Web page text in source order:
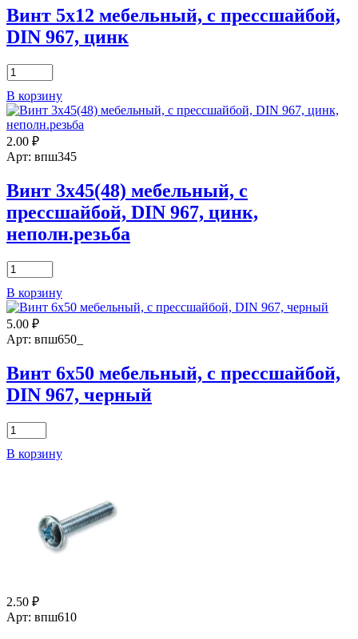
Винт 5х12 мебельный, с прессшайбой,
DIN 967, цинк
Количество
товара
Винт
5х12
мебельный,
с
прессшайбой,
967,
цинк
В корзину
2.00 ₽
Арт: впш345
Винт 3х45(48) мебельный, с
прессшайбой, DIN 967, цинк,
неполн.резьба
Количество
товара
Винт
3х45(48)
мебельный,
с
DIN
967,
цинк,
В корзину
5.00 ₽
Арт: впш650_
Винт 6х50 мебельный, с прессшайбой,
DIN 967, черный
Количество
товара
Винт
прессшайбой,
В корзину
2.50 ₽
Арт: впш610